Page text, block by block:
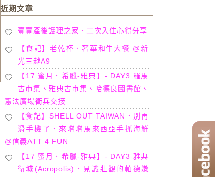
近期文章
壹壹產後護理之家．二次入住心得分享
【食記】老乾杯．奢華和牛大餐 @新
光三越A9
【17 蜜月．希臘-雅典】- DAY3 羅馬
古市集、雅典古市集、哈德良圖書館、
憲法廣場衛兵交接
【食記】SHELL OUT TAIWAN．別再
滑手機了．來嚐嚐馬來西亞手抓海鮮
@信義ATT 4 FUN
【17 蜜月．希臘-雅典】- DAY3 雅典
衛城(Acropolis)．見識壯觀的帕德嫩